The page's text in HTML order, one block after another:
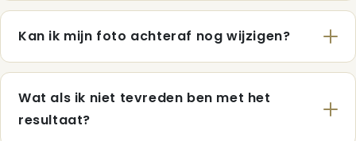
Kan ik mijn foto achteraf nog wijzigen?
Wat als ik niet tevreden ben met het
resultaat?